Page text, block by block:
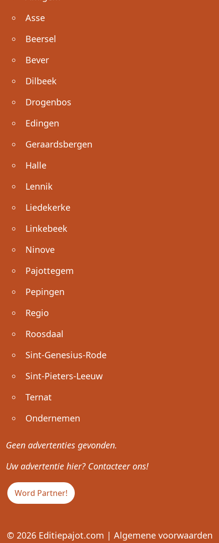
Asse
Beersel
Bever
Dilbeek
Drogenbos
Edingen
Geraardsbergen
Halle
Lennik
Liedekerke
Linkebeek
Ninove
Pajottegem
Pepingen
Regio
Roosdaal
Sint-Genesius-Rode
Sint-Pieters-Leeuw
Ternat
Ondernemen
Geen advertenties gevonden.
Uw advertentie hier? Contacteer ons!
Word Partner!
© 2026 Editiepajot.com | Algemene voorwaarden